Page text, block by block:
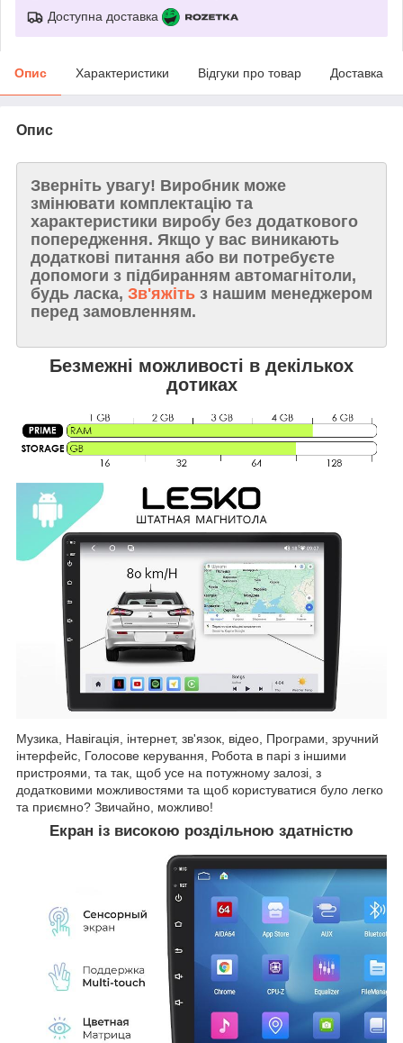
Доступна доставка
Опис Характеристики Відгуки про товар Доставка
Опис
Зверніть увагу! Виробник може
змінювати комплектацію та
характеристики виробу без додаткового
попередження. Якщо у вас виникають
додаткові питання або ви потребуєте
допомоги з підбиранням автомагнітоли,
будь ласка, Зв'яжіть з нашим менеджером
перед замовленням.
Безмежні можливості в декількох
дотиках
Музика, Навігація, інтернет, зв'язок, відео, Програми, зручний
інтерфейс, Голосове керування, Робота в парі з іншими
пристроями, та так, щоб усе на потужному залозі, з
додатковими можливостями та щоб користуватися було легко
та приємно? Звичайно, можливо!
Екран із високою роздільною здатністю